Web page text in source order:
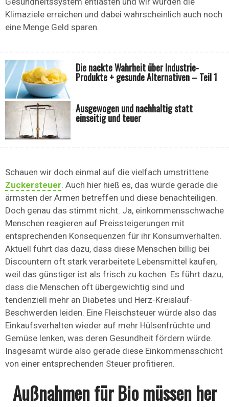
Klimaziele erreichen und dabei wahrscheinlich auch noch
eine Menge Geld sparen.
Die nackte Wahrheit über Industrie-
Produkte + gesunde Alternativen – Teil 1
Ausgewogen und nachhaltig statt
einseitig und teuer
Schauen wir doch einmal auf die vielfach umstrittene
Zuckersteuer. Auch hier hieß es, das würde gerade die
ärmsten der Armen betreffen und diese benachteiligen.
Doch genau das stimmt nicht. Ja, einkommensschwache
Menschen reagieren auf Preissteigerungen mit
entsprechenden Konsequenzen für ihr Konsumverhalten.
Aktuell führt das dazu, dass diese Menschen billig bei
Discountern oft stark verarbeitete Lebensmittel kaufen,
weil das günstiger ist als frisch zu kochen. Es führt dazu,
dass die Menschen oft übergewichtig sind und
tendenziell mehr an Diabetes und Herz-Kreislauf-
Beschwerden leiden. Eine Fleischsteuer würde also das
Einkaufsverhalten wieder auf mehr Hülsenfrüchte und
Gemüse lenken, was deren Gesundheit fördern würde.
Insgesamt würde also gerade diese Einkommensschicht
von einer entsprechenden Steuer profitieren.
Außnahmen für Bio müssen her